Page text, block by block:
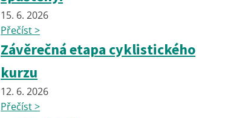
15. 6. 2026
Přečíst >
Závěrečná etapa cyklistického
kurzu
12. 6. 2026
Přečíst >